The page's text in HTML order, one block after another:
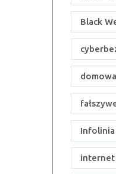
Black
Infolinia
internet